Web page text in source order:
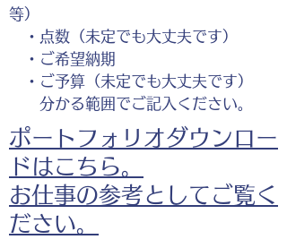
等）
・点数（未定でも大丈夫です）
・ご希望納期
・ご予算（未定でも大丈夫です）
分かる範囲でご記入ください。
ポートフォリオダウンロー
ドはこちら。
お仕事の参考としてご覧く
ださい。